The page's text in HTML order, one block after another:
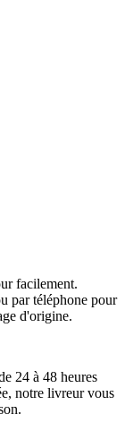
facilement.
par téléphone pour
d'origine.
24 à 48 heures
notre livreur vous